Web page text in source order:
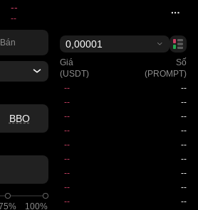
--
--
Bán
BBO
100%
0,00001
Giá
(USDT)
Số
(PROMPT)